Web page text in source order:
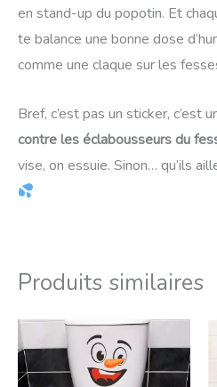
en stand-up du popotin. Et
te balance une bonne dose
comme une claque sur les
Bref, c’est pas un sticker, c’est
contre les éclabousseurs du
vise, on essuie. Sinon… qu’ils
Produits similaires